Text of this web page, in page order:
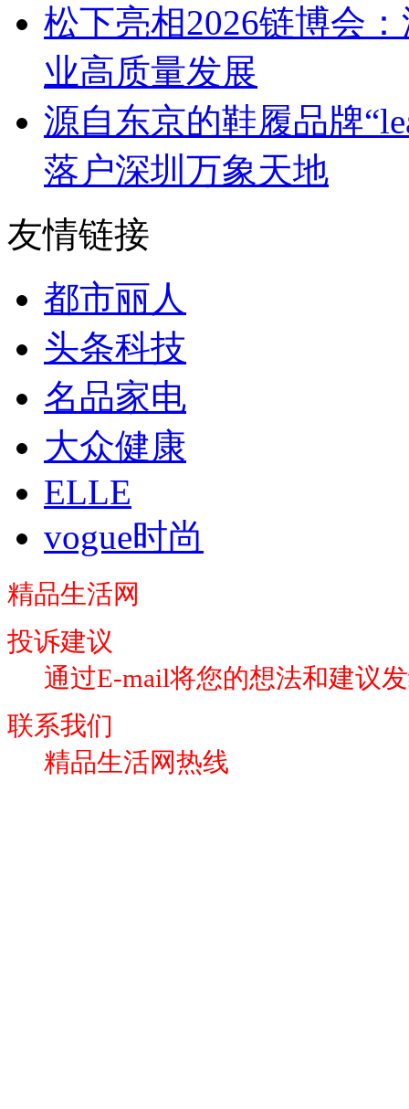
松下亮相2026链博会
业高质量发展
源自东京的鞋履品牌
落户深圳万象天地
友情链接
都市丽人
头条科技
名品家电
大众健康
ELLE
vogue时尚
精品生活网
投诉建议
通过E-mail将您的想法和建议
联系我们
精品生活网热线